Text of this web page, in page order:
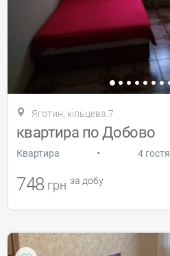
Яготин, кільцева.7
квартира по Добово
Квартира • 4 гостя
748 грн за добу